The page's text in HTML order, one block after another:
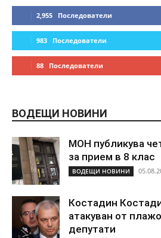
2,955 Последователи
983 Последователи
88 Последователи
ВОДЕЩИ НОВИНИ
МОН публикува
за прием в 8 клас
ВОДЕЩИ НОВИНИ
Костадин
атакуван от
депутати